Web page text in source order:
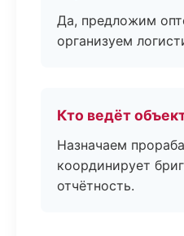
Да, предложим
организуем
Кто ведёт
Назначаем
координирует
отчётность.